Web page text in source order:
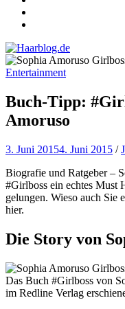
Haarblog.de
Haarpflege | Haarstyling |
Entertainment
Buch-Tipp:
Amoruso
3. Juni 20154. Juni 2015 /
Biografie und Ratgeber –
#Girlboss ein echtes Must
gelungen. Wieso auch Sie
hier.
Die Story von
Das Buch #Girlboss von
im Redline Verlag